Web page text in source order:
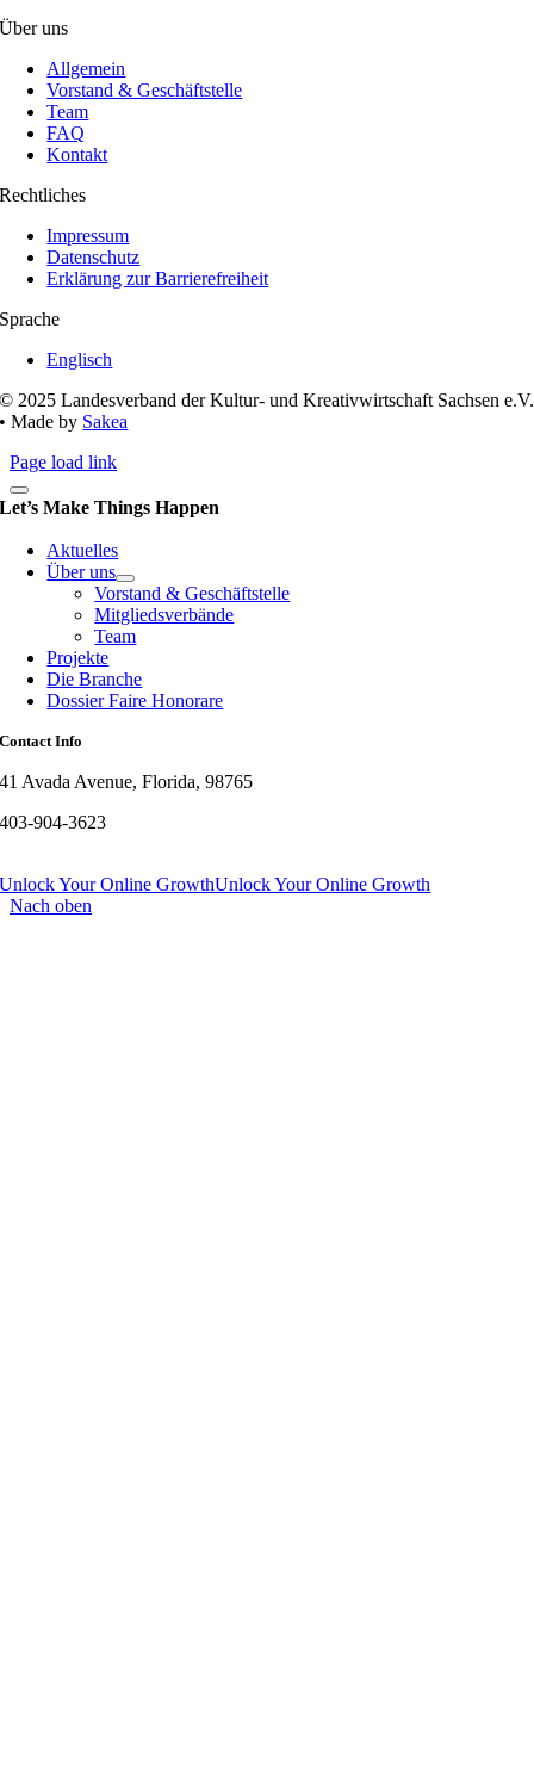
Über uns
Allgemein
Vorstand & Geschäftstelle
Team
FAQ
Kontakt
Rechtliches
Impressum
Datenschutz
Erklärung zur Barrierefreiheit
Sprache
Englisch
© 2025 Landesverband der Kultur- und Kreativwirtschaft Sachsen e.V.
• Made by Sakea
Page load link
Let’s Make Things Happen
Aktuelles
Über uns
Vorstand & Geschäftstelle
Mitgliedsverbände
Team
Projekte
Die Branche
Dossier Faire Honorare
Contact Info
41 Avada Avenue, Florida, 98765
403-904-3623
Unlock Your Online GrowthUnlock Your Online Growth
Nach oben